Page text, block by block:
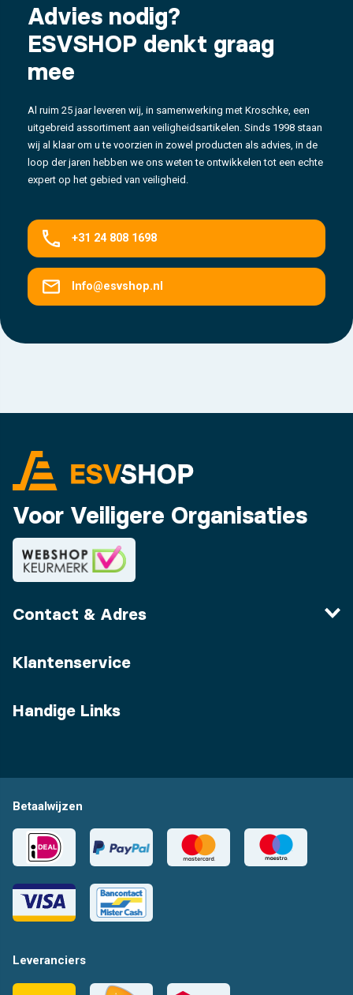
Advies nodig?
ESVSHOP denkt graag
mee
Al ruim 25 jaar leveren wij, in samenwerking met Kroschke, een
uitgebreid assortiment aan veiligheidsartikelen. Sinds 1998 staan
wij al klaar om u te voorzien in zowel producten als advies, in de
loop der jaren hebben we ons weten te ontwikkelen tot een echte
expert op het gebied van veiligheid.
+31 24 808 1698
Info@esvshop.nl
Voor Veiligere Organisaties
Contact & Adres
Klantenservice
Handige Links
Betaalwijzen
Leveranciers